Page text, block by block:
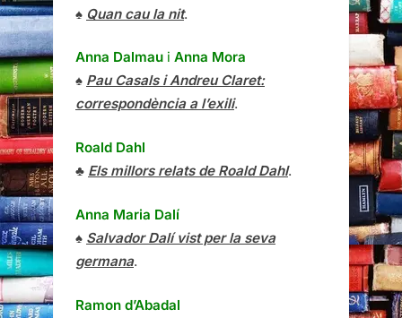
♠ Quan cau la nit.
Anna Dalmau i Anna Mora
♠ Pau Casals i Andreu Claret:
correspondència a l’exili.
Roald Dahl
♣ Els millors relats de Roald Dahl.
Anna Maria Dalí
♠ Salvador Dalí vist per la seva
germana.
Ramon d’Abadal